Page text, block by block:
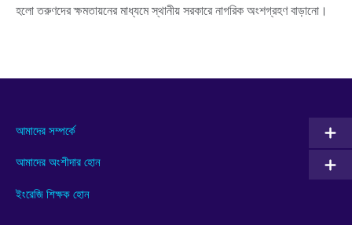
হলো তরুণদের ক্ষমতায়নের মাধ্যমে স্থানীয় সরকারে নাগরিক অংশগ্রহণ বাড়ানো।
আমাদের সম্পর্কে
আমাদের অংশীদার হোন
ইংরেজি শিক্ষক হোন